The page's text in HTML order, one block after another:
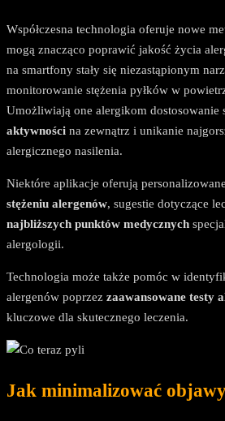
Współczesna technologia oferuje nowe
mogą znacząco poprawić jakość życia
na smartfony stały się niezastąpionym
monitorowanie stężenia pyłków w
Umożliwiają one alergikom dostosowanie
aktywności na zewnątrz i unikanie
alergicznego nasilenia.
Niektóre aplikacje oferują personalizowane
stężeniu alergenów, sugestie dotyczące
najbliższych punktów medycznych
alergologii.
Technologia może także pomóc w
alergenów poprzez zaawansowane testy
kluczowe dla skutecznego leczenia.
Jak minimalizować